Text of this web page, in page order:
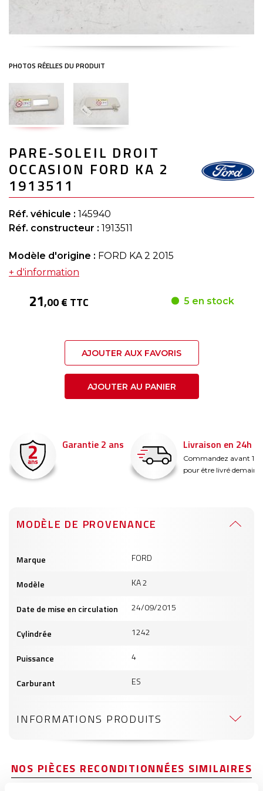
to
the
beginning
of
the
images
gallery
PARE-SOLEIL DROIT
OCCASION FORD KA 2
1913511
Réf. véhicule : 145940
Réf. constructeur : 1913511
Modèle d'origine : FORD KA 2 2015
+ d'information
21,00 € TTC 5 en stock
AJOUTER AUX FAVORIS
AJOUTER AU PANIER
Garantie 2 ans Livraison en 24h
Commandez avant 14h
pour être livré demain !
MODÈLE DE PROVENANCE
produits
Marque FORD
Modèle KA 2
Date de mise en circulation 24/09/2015
Cylindrée 1242
Puissance 4
Carburant ES
INFORMATIONS PRODUITS
NOS PIÈCES RECONDITIONNÉES SIMILAIRES